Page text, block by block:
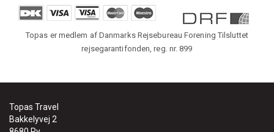
Topas er medlem af Danmarks Rejsebureau Forening Tilsluttet
rejsegarantifonden, reg. nr. 899
Topas Travel
Bakkelyvej 2